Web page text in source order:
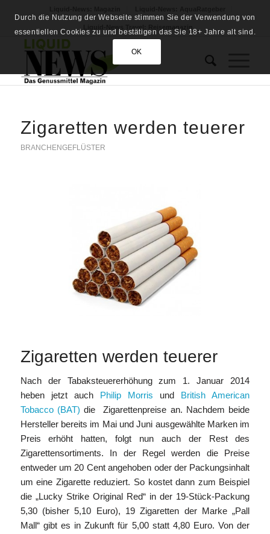
Zigaretten werden teuerer
BRANCHENGEFLÜSTER
Zigaretten werden teuerer
Nach der Tabaksteuererhöhung zum 1. Januar 2014
heben jetzt auch Philip Morris und British American
Tobacco (BAT) die Zigarettenpreise an. Nachdem beide
Hersteller bereits im Mai und Juni ausgewählte Marken im
Preis erhöht hatten, folgt nun auch der Rest des
Zigarettensortiments. In der Regel werden die Preise
entweder um 20 Cent angehoben oder der Packungsinhalt
um eine Zigarette reduziert. So kostet dann zum Beispiel
die „Lucky Strike Original Red“ in der 19-Stück-Packung
5,30 (bisher 5,10 Euro), 19 Zigaretten der Marke „Pall
Mall“ gibt es in Zukunft für 5,00 statt 4,80 Euro. Von der
Durch die Nutzung der Webseite stimmen Sie der Verwendung von
essentiellen Cookies zu und bestätigen das Sie 18+ Jahre alt sind.
OK